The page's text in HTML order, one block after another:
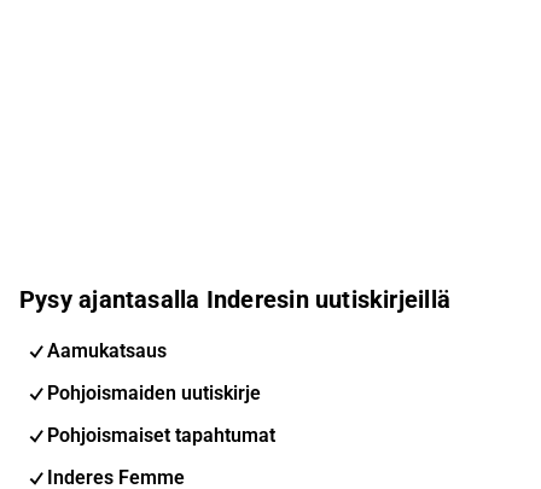
Pysy ajantasalla Inderesin uutiskirjeillä
Aamukatsaus
Pohjoismaiden uutiskirje
Pohjoismaiset tapahtumat
Inderes Femme